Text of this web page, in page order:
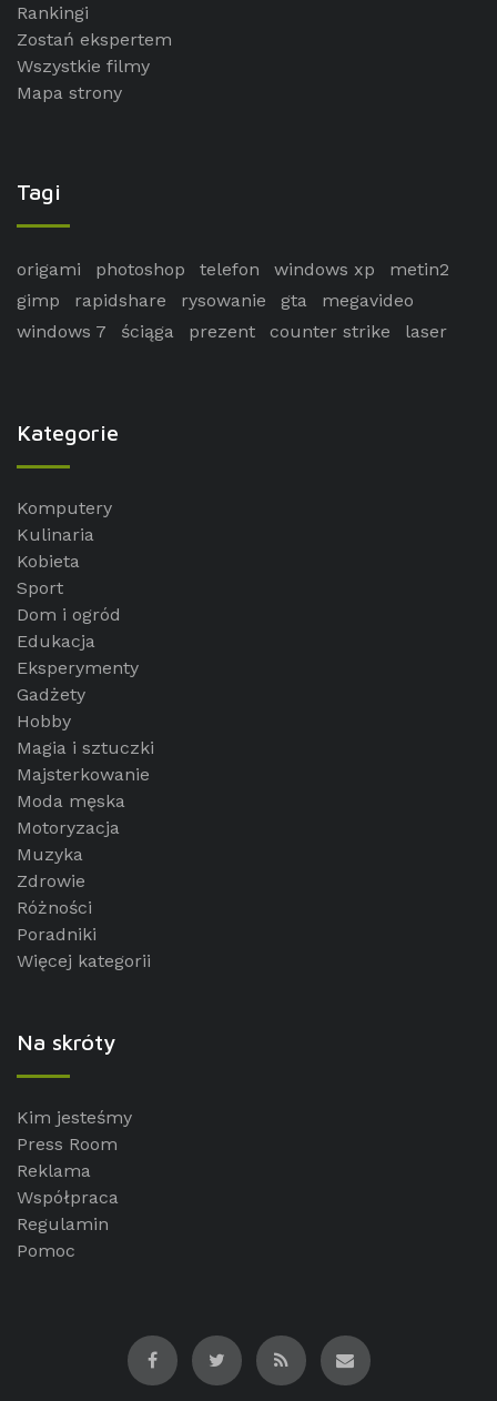
Rankingi
Zostań ekspertem
Wszystkie filmy
Mapa strony
Tagi
origami photoshop telefon windows xp
metin2
gimp
rapidshare rysowanie gta
megavideo
windows 7
ściąga prezent counter strike laser
Kategorie
Komputery
Kulinaria
Kobieta
Sport
Dom i ogród
Edukacja
Eksperymenty
Gadżety
Hobby
Magia i sztuczki
Majsterkowanie
Moda męska
Motoryzacja
Muzyka
Zdrowie
Różności
Poradniki
Więcej kategorii
Na skróty
Kim jesteśmy
Press Room
Reklama
Współpraca
Regulamin
Pomoc